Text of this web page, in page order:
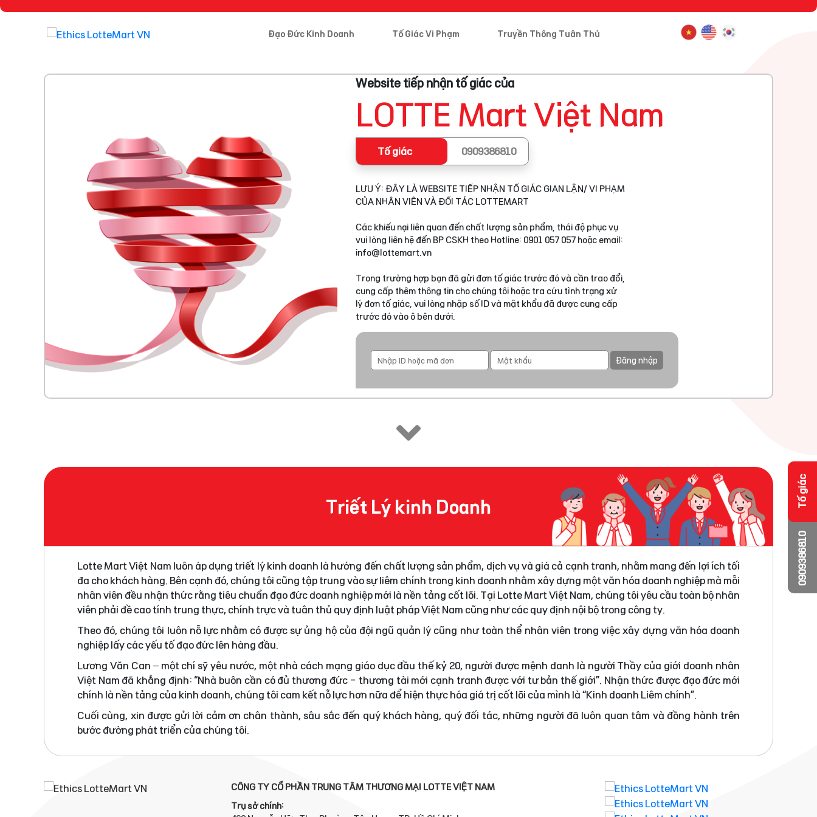
Đạo Đức Kinh Doanh Tố Giác Vi Phạm Truyền Thông Tuân Thủ
Website tiếp nhận tố giác của
LOTTE Mart Việt Nam
Tố giác 0909386810
LƯU Ý: ĐÂY LÀ WEBSITE TIẾP NHẬN TỐ GIÁC GIAN LẬN/ VI PHẠM
CỦA NHÂN VIÊN VÀ ĐỐI TÁC LOTTEMART
Các khiếu nại liên quan đến chất lượng sản phẩm, thái độ phục vụ
vui lòng liên hệ đến BP CSKH theo Hotline: 0901 057 057 hoặc email:
info@lottemart.vn
Trong trường hợp bạn đã gửi đơn tố giác trước đó và cần trao đổi,
cung cấp thêm thông tin cho chúng tôi hoặc tra cứu tình trạng xử
lý đơn tố giác, vui lòng nhập số ID và mật khẩu đã được cung cấp
trước đó vào ô bên dưới.
Đăng nhập
Triết Lý kinh Doanh
Lotte Mart Việt Nam luôn áp dụng triết lý kinh doanh là hướng đến chất lượng sản phẩm, dịch vụ và giá cả cạnh tranh, nhằm mang đến lợi ích tối
đa cho khách hàng. Bên cạnh đó, chúng tôi cũng tập trung vào sự liêm chính trong kinh doanh nhằm xây dựng một văn hóa doanh nghiệp mà mỗi
nhân viên đều nhận thức rằng tiêu chuẩn đạo đức doanh nghiệp mới là nền tảng cốt lõi. Tại Lotte Mart Việt Nam, chúng tôi yêu cầu toàn bộ nhân
viên phải đề cao tính trung thực, chính trực và tuân thủ quy định luật pháp Việt Nam cũng như các quy định nội bộ trong công ty.
Theo đó, chúng tôi luôn nỗ lực nhằm có được sự ủng hộ của đội ngũ quản lý cũng như toàn thể nhân viên trong việc xây dựng văn hóa doanh
nghiệp lấy các yếu tố đạo đức lên hàng đầu.
Lương Văn Can – một chí sỹ yêu nước, một nhà cách mạng giáo dục đầu thế kỷ 20, người được mệnh danh là người Thầy của giới doanh nhân
Việt Nam đã khẳng định: “Nhà buôn cần có đủ thương đức - thương tài mới cạnh tranh được với tư bản thế giới”. Nhận thức được đạo đức mới
chính là nền tảng của kinh doanh, chúng tôi cam kết nỗ lực hơn nữa để hiện thực hóa giá trị cốt lõi của mình là “Kinh doanh Liêm chính”.
Cuối cùng, xin được gửi lời cảm ơn chân thành, sâu sắc đến quý khách hàng, quý đối tác, những người đã luôn quan tâm và đồng hành trên
bước đường phát triển của chúng tôi.
CÔNG TY CỔ PHẦN TRUNG TÂM THƯƠNG MẠI LOTTE VIỆT NAM
Trụ sở chính:
0909386810
Tố giác